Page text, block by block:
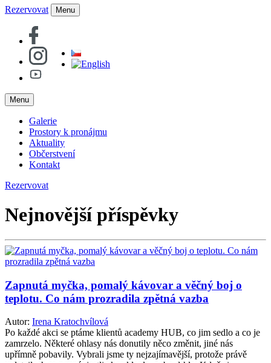
Rezervovat Menu
Menu
Galerie
Prostory k pronájmu
Aktuality
Občerstvení
Kontakt
Rezervovat
Nejnovější příspěvky
Zapnutá myčka, pomalý kávovar a věčný boj o
teplotu. Co nám prozradila zpětná vazba
Autor: Irena Kratochvílová
Po každé akci se ptáme klientů academy HUB, co jim sedlo a co je
zamrzelo. Některé ohlasy nás donutily něco změnit, jiné nás
upřímně pobavily. Vybrali jsme ty nejzajímavější, protože právě